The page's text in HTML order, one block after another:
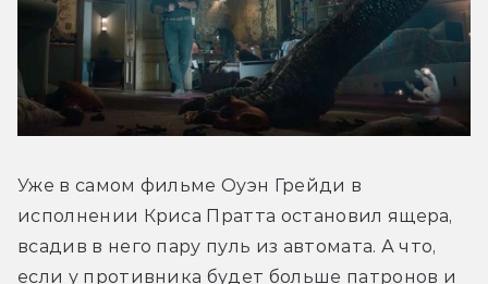
Уже в самом фильме Оуэн Грейди в
исполнении Криса Пратта остановил ящера,
всадив в него пару пуль из автомата. А что,
если у противника будет больше патронов и